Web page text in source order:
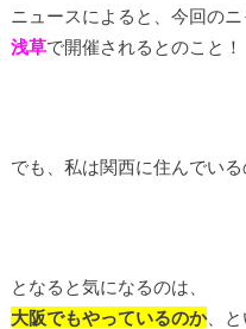
ニュースによると、今回の
浅草で開催されるとのこと！
でも、私は関西に住んでいる
となると気になるのは、
大阪でもやっているのか、と